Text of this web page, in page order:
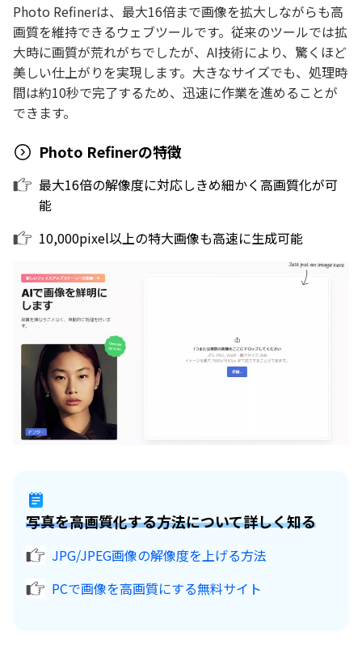
Photo Refinerは、最大16倍まで画像を拡大しながらも高
画質を維持できるウェブツールです。従来のツールでは拡
大時に画質が荒れがちでしたが、AI技術により、驚くほど
美しい仕上がりを実現します。大きなサイズでも、処理時
間は約10秒で完了するため、迅速に作業を進めることが
できます。
Photo Refinerの特徴
最大16倍の解像度に対応しきめ細かく高画質化が可
能
10,000pixel以上の特大画像も高速に生成可能
写真を高画質化する方法について詳しく知る
JPG/JPEG画像の解像度を上げる方法
PCで画像を高画質にする無料サイト